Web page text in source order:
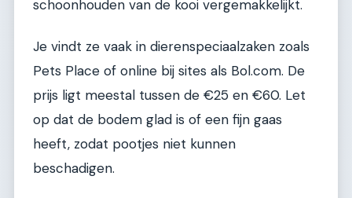
schoonhouden van de kooi vergemakkelijkt.
Je vindt ze vaak in dierenspeciaalzaken zoals
Pets Place of online bij sites als Bol.com. De
prijs ligt meestal tussen de €25 en €60. Let
op dat de bodem glad is of een fijn gaas
heeft, zodat pootjes niet kunnen
beschadigen.